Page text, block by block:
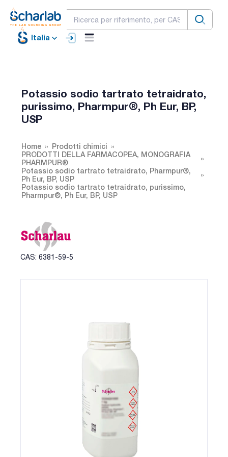
Italia
Potassio sodio tartrato tetraidrato,
purissimo, Pharmpur®, Ph Eur, BP,
USP
Home
Prodotti chimici
PRODOTTI DELLA FARMACOPEA, MONOGRAFIA
PHARMPUR®
Potassio sodio tartrato tetraidrato, Pharmpur®,
Ph Eur, BP, USP
Potassio sodio tartrato tetraidrato, purissimo,
Pharmpur®, Ph Eur, BP, USP
CAS: 6381-59-5